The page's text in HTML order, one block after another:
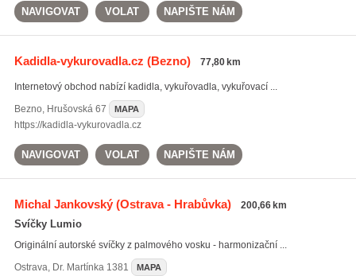
NAVIGOVAT VOLAT NAPIŠTE NÁM
Kadidla-vykurovadla.cz (Bezno) 77,80 km
Internetový obchod nabízí kadidla, vykuřovadla, vykuřovací ...
Bezno, Hrušovská 67 MAPA
https://kadidla-vykurovadla.cz
NAVIGOVAT VOLAT NAPIŠTE NÁM
Michal Jankovský(Ostrava - Hrabůvka) 200,66 km
Svíčky Lumio
Originální autorské svíčky z palmového vosku - harmonizační ...
Ostrava, Dr. Martínka 1381 MAPA